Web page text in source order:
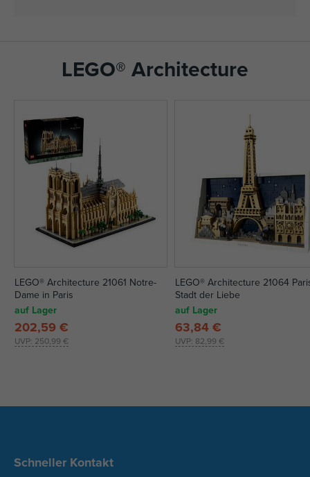
LEGO® Architecture
LEGO® Architecture 21061 Notre-
Dame in Paris
auf Lager
UVP: 250,99 €
202,59 €
LEGO® Architecture 21064
Stadt der Liebe
auf Lager
UVP: 82,99 €
63,84 €
Schneller Kontakt